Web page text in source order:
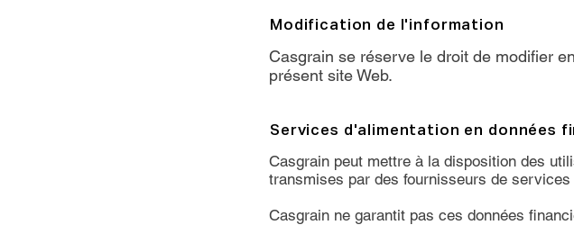
Modification de l'information
Casgrain se réserve le droit de modifier
présent site Web.
Services d'alimentation en données
Casgrain peut mettre à la disposition des
transmises par des fournisseurs de services
Casgrain ne garantit pas ces données